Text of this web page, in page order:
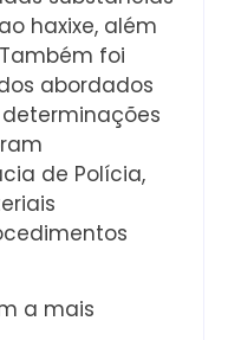
haxixe, além
foi
abordados
de Polícia,
a mais